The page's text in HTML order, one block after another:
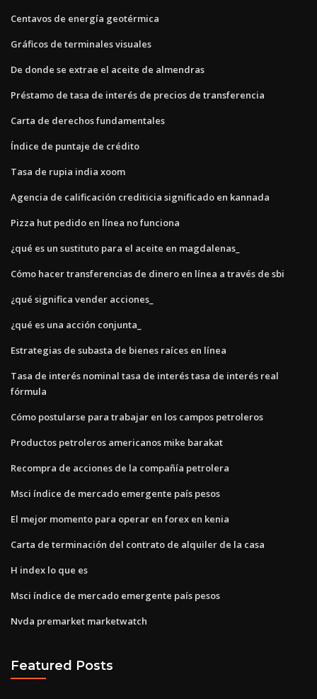
Centavos de energía geotérmica
Gráficos de terminales visuales
De donde se extrae el aceite de almendras
Préstamo de tasa de interés de precios de transferencia
Carta de derechos fundamentales
Índice de puntaje de crédito
Tasa de rupia india xoom
Agencia de calificación crediticia significado en kannada
Pizza hut pedido en línea no funciona
¿qué es un sustituto para el aceite en magdalenas_
Cómo hacer transferencias de dinero en línea a través de sbi
¿qué significa vender acciones_
¿qué es una acción conjunta_
Estrategias de subasta de bienes raíces en línea
Tasa de interés nominal tasa de interés tasa de interés real
fórmula
Cómo postularse para trabajar en los campos petroleros
Productos petroleros americanos mike barakat
Recompra de acciones de la compañía petrolera
Msci índice de mercado emergente país pesos
El mejor momento para operar en forex en kenia
Carta de terminación del contrato de alquiler de la casa
H index lo que es
Msci índice de mercado emergente país pesos
Nvda premarket marketwatch
Featured Posts